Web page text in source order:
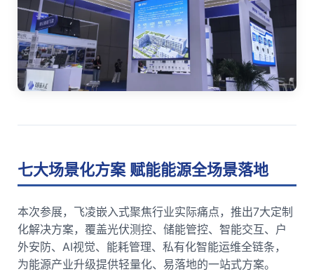
七大场景化方案 赋能能源全场景落地
本次参展，飞凌嵌入式聚焦行业实际痛点，推出7大定制
化解决方案，覆盖光伏测控、储能管控、智能交互、户
外安防、AI视觉、能耗管理、私有化智能运维全链条，
为能源产业升级提供轻量化、易落地的一站式方案。